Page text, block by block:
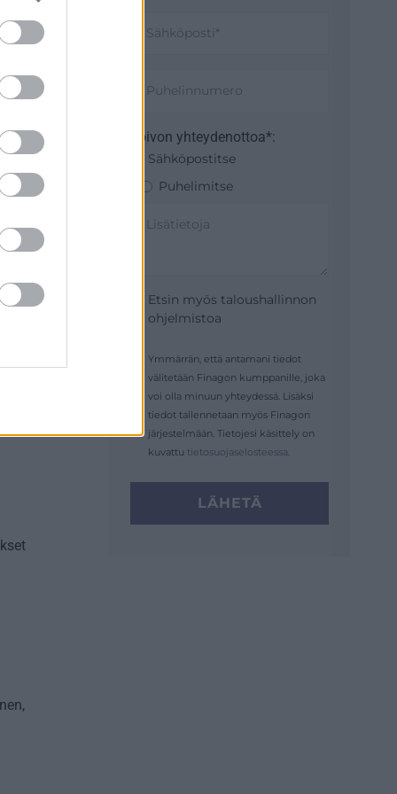
Toivon yhteydenottoa*:
Sähköpostitse
Puhelimitse
Etsin myös taloushallinnon
ohjelmistoa
Ymmärrän, että antamani tiedot
välitetään Finagon kumppanille, joka
voi olla minuun yhteydessä. Lisäksi
tiedot tallennetaan myös Finagon
järjestelmään. Tietojesi käsittely on
kuvattu tietosuojaselosteessa.
LÄHETÄ